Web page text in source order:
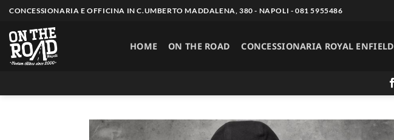
Salta
contenuti
CONCESSIONARIA E OFFICINA IN C.UMBERTO MADDALENA, 380 - NAPOLI - 081 5955486
HOME ON THE ROAD CONCESSIONARIA ROYAL ENFIELD